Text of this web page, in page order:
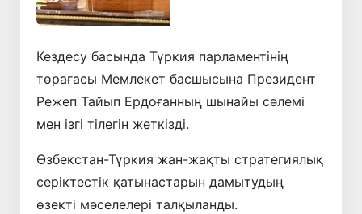
Кездесу басында Түркия парламентінің
төрағасы Мемлекет басшысына Президент
Режеп Тайып Ердоғанның шынайы сәлемі
мен ізгі тілегін жеткізді.
Өзбекстан-Түркия жан-жақты стратегиялық
серіктестік қатынастарын дамытудың
өзекті мәселелері талқыланды.